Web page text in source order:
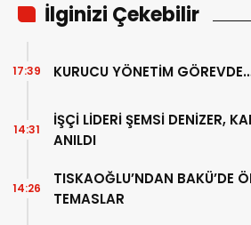
İlginizi Çekebilir
KURUCU YÖNETİM
17:39
İŞÇİ LİDERİ ŞEMSİ DENİZER,
ANILDI
14:31
TISKAOĞLU’NDAN BAKÜ’DE
TEMASLAR
14:26